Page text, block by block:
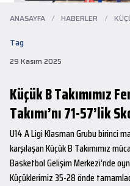
ANASAYFA / HABERLER /
Tag
29 Kasım 2025
Küçük B Takımımız
Takımı’nı 71-57’lik
U14 A Ligi Klasman Grubu birinci
karşılaşan Küçük B Takımımız
Basketbol Gelişim Merkezi’nde
Küçüklerimiz 35-28 önde